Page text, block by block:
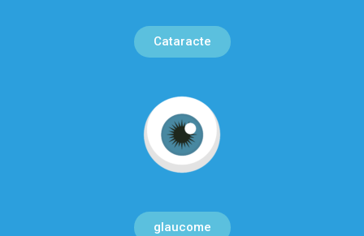
Cataracte
glaucome